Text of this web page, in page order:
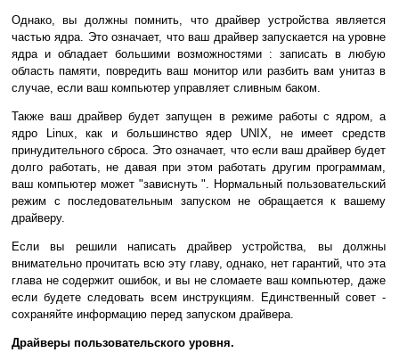
Однако, вы должны помнить, что драйвер устройства является
частью ядра. Это означает, что ваш драйвер запускается на уровне
ядра и обладает большими возможностями : записать в любую
область памяти, повредить ваш монитор или разбить вам унитаз в
случае, если ваш компьютер управляет сливным баком.
Также ваш драйвер будет запущен в режиме работы с ядром, а
ядро Linux, как и большинство ядер UNIX, не имеет средств
принудительного сброса. Это означает, что если ваш драйвер будет
долго работать, не давая при этом работать другим программам,
ваш компьютер может "зависнуть ". Нормальный пользовательский
режим с последовательным запуском не обращается к вашему
драйверу.
Если вы решили написать драйвер устройства, вы должны
внимательно прочитать всю эту главу, однако, нет гарантий, что эта
глава не содержит ошибок, и вы не сломаете ваш компьютер, даже
если будете следовать всем инструкциям. Единственный совет -
сохраняйте информацию перед запуском драйвера.
Драйверы пользовательского уровня.